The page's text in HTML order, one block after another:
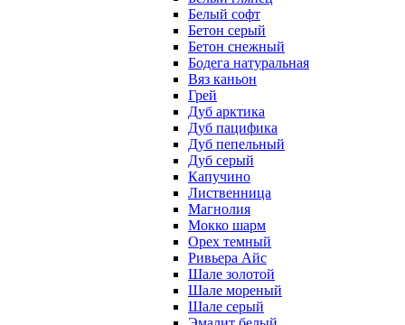
Белый софт
Бетон серый
Бетон снежный
Бодега натуральная
Вяз каньон
Грей
Дуб арктика
Дуб пацифика
Дуб пепельный
Дуб серый
Капучино
Лиственница
Магнолия
Мокко шарм
Орех темный
Ривьера Айс
Шале золотой
Шале мореный
Шале серый